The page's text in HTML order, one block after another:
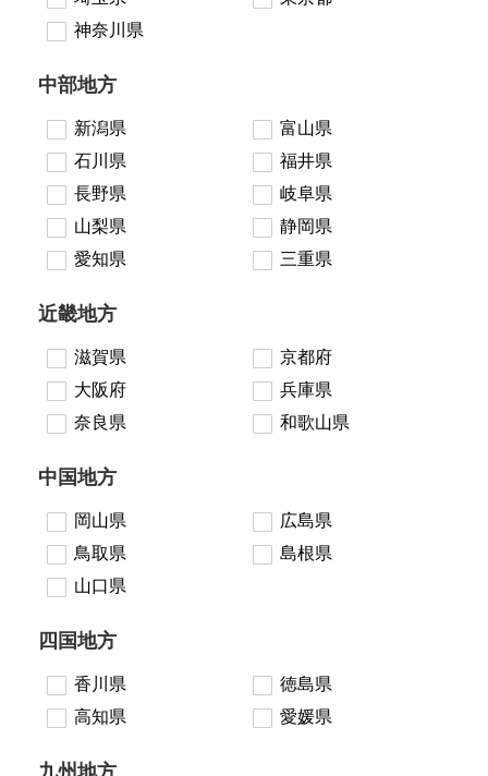
神奈川県
中部地方
新潟県
富山県
石川県
福井県
長野県
岐阜県
山梨県
静岡県
愛知県
三重県
近畿地方
滋賀県
京都府
大阪府
兵庫県
奈良県
和歌山県
中国地方
岡山県
広島県
鳥取県
島根県
山口県
四国地方
香川県
徳島県
高知県
愛媛県
九州地方